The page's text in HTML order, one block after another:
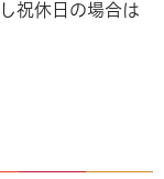
祝休日の場合は